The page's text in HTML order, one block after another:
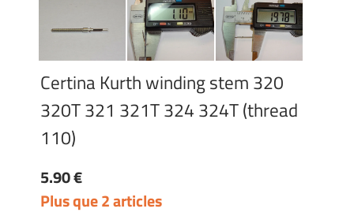
Certina Kurth winding stem 320
320T 321 321T 324 324T (thread
110)
5.90 €
Plus que 2 articles